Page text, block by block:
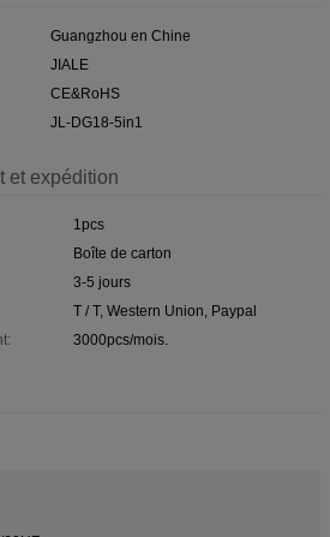
Guangzhou en Chine
JIALE
CE&RoHS
JL-DG18-5in1
et expédition
1pcs
Boîte de carton
3-5 jours
T / T, Western Union, Paypal
3000pcs/mois.